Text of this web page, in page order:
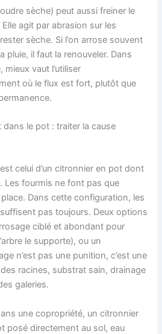
sèche) peut aussi freiner le
agit par abrasion sur les
sèche. Si l’on arrose souvent
pluie, il faut la renouveler. Dans
vaut l’utiliser
où le flux est fort, plutôt que
dans le pot : traiter la cause
celui d’un citronnier en pot dont
Les fourmis ne font pas que
Dans cette configuration, les
pas toujours. Deux options
ciblé et abondant pour
le supporte), ou un
n’est pas une punition, c’est une
racines, substrat sain, drainage
galeries.
une copropriété, un citronnier
posé directement au sol, eau